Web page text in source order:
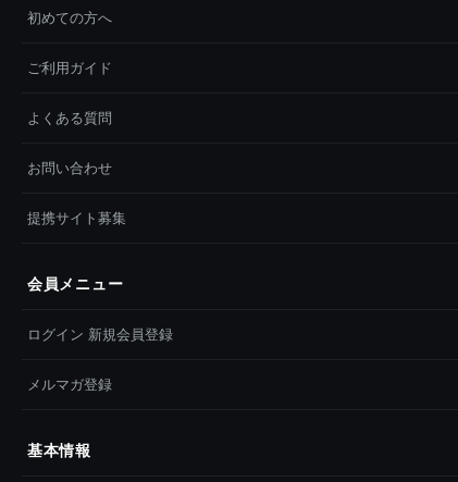
初めての方へ
ご利用ガイド
よくある質問
お問い合わせ
提携サイト募集
会員メニュー
ログイン 新規会員登録
メルマガ登録
基本情報